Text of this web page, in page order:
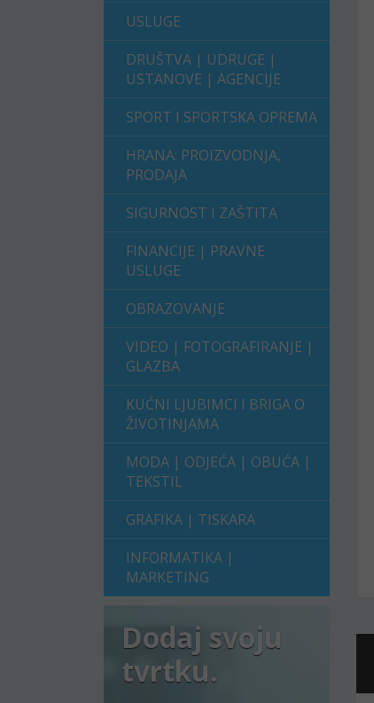
USLUGE
DRUŠTVA | UDRUGE |
USTANOVE | AGENCIJE
SPORT I SPORTSKA OPREMA
HRANA: PROIZVODNJA,
PRODAJA
SIGURNOST I ZAŠTITA
FINANCIJE | PRAVNE
USLUGE
OBRAZOVANJE
VIDEO | FOTOGRAFIRANJE |
GLAZBA
KUĆNI LJUBIMCI I BRIGA O
ŽIVOTINJAMA
MODA | ODJEĆA | OBUĆA |
TEKSTIL
GRAFIKA | TISKARA
INFORMATIKA |
MARKETING
Dodaj svoju
tvrtku.